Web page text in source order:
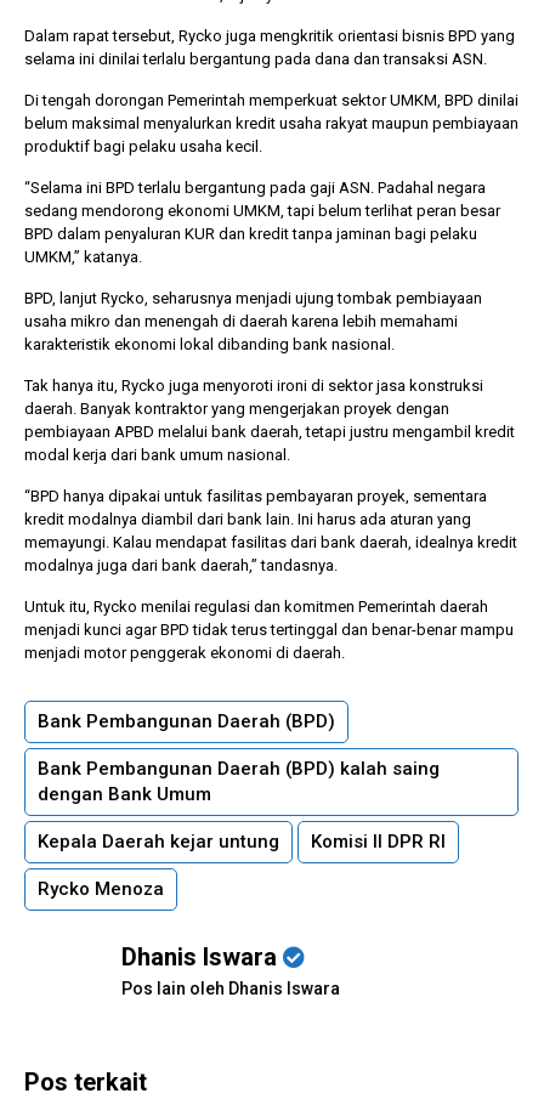
Dalam rapat tersebut, Rycko juga mengkritik orientasi bisnis BPD yang
selama ini dinilai terlalu bergantung pada dana dan transaksi ASN.
Di tengah dorongan Pemerintah memperkuat sektor UMKM, BPD dinilai
belum maksimal menyalurkan kredit usaha rakyat maupun pembiayaan
produktif bagi pelaku usaha kecil.
“Selama ini BPD terlalu bergantung pada gaji ASN. Padahal negara
sedang mendorong ekonomi UMKM, tapi belum terlihat peran besar
BPD dalam penyaluran KUR dan kredit tanpa jaminan bagi pelaku
UMKM,” katanya.
BPD, lanjut Rycko, seharusnya menjadi ujung tombak pembiayaan
usaha mikro dan menengah di daerah karena lebih memahami
karakteristik ekonomi lokal dibanding bank nasional.
Tak hanya itu, Rycko juga menyoroti ironi di sektor jasa konstruksi
daerah. Banyak kontraktor yang mengerjakan proyek dengan
pembiayaan APBD melalui bank daerah, tetapi justru mengambil kredit
modal kerja dari bank umum nasional.
“BPD hanya dipakai untuk fasilitas pembayaran proyek, sementara
kredit modalnya diambil dari bank lain. Ini harus ada aturan yang
memayungi. Kalau mendapat fasilitas dari bank daerah, idealnya kredit
modalnya juga dari bank daerah,” tandasnya.
Untuk itu, Rycko menilai regulasi dan komitmen Pemerintah daerah
menjadi kunci agar BPD tidak terus tertinggal dan benar-benar mampu
menjadi motor penggerak ekonomi di daerah.
Bank Pembangunan Daerah (BPD)
Bank Pembangunan Daerah (BPD) kalah saing
dengan Bank Umum
Kepala Daerah kejar untung Komisi II DPR RI
Rycko Menoza
Dhanis Iswara
Pos lain oleh Dhanis Iswara
Pos terkait